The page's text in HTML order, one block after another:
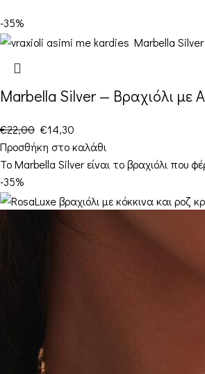
-35%
Marbella Silver — Βραχιόλι με
€22,00 €14,30
Προσθήκη στο καλάθι
Το Marbella Silver είναι το βραχιόλι που
-35%